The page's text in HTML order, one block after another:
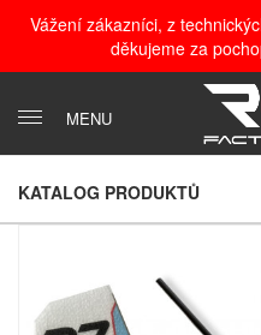
Vážení zákazníci, z
děkujeme za
MENU
KATALOG PRODUKTŮ